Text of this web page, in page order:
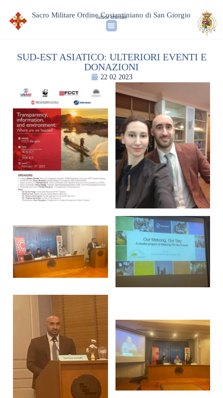
Sacro Militare Ordine Costantiniano di San Giorgio
ordine ufficiale
SUD-EST ASIATICO: ULTERIORI EVENTI E
DONAZIONI
22 02 2023